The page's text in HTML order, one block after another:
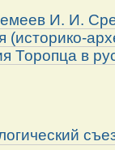
И. И.
Торопца в